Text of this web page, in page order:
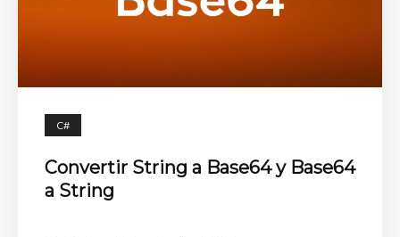
C#
Convertir String a Base64 y Base64
a String